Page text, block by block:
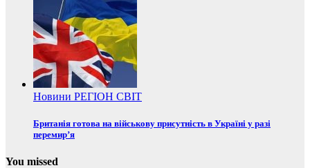
Новини РЕГІОН СВІТ
Британія готова на військову присутність в Україні у разі
перемир’я
You missed